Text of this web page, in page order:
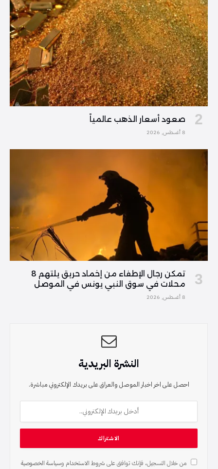
صعود أسعار الذهب عالمياً
8 أغسطس, 2026
تمكن رجال الإطفاء من إخماد حريق يلتهم 8
محلات في سوق النبي يونس في الموصل
8 أغسطس, 2026
النشرة البريدية
احصل على اخر اخبار الموصل والعراق على بريدك الإلكتروني مباشرة.
من خلال التسجيل، فإنك توافق على شروط الاستخدام وسياسة الخصوصية